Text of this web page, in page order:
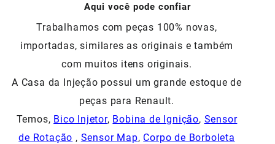
Aqui você pode confiar
Trabalhamos com peças 100% novas,
importadas, similares as originais e também
com muitos itens originais.
A Casa da Injeção possui um grande estoque de
peças para Renault.
Temos, Bico Injetor, Bobina de Ignição, Sensor
de Rotação , Sensor Map, Corpo de Borboleta